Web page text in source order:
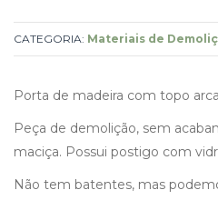
CATEGORIA: Materiais de
Porta de madeira com topo
Peça de demolição, sem
maciça. Possui postigo com
Não tem batentes, mas